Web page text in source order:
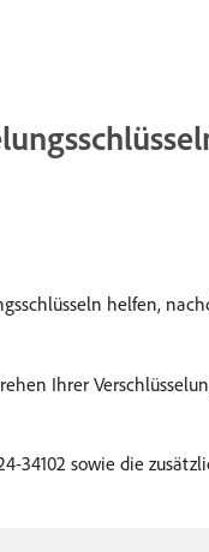
helfen,
Ihrer
34102 sowie die